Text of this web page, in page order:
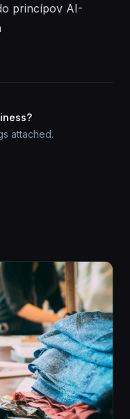
princípov AI-
attached.